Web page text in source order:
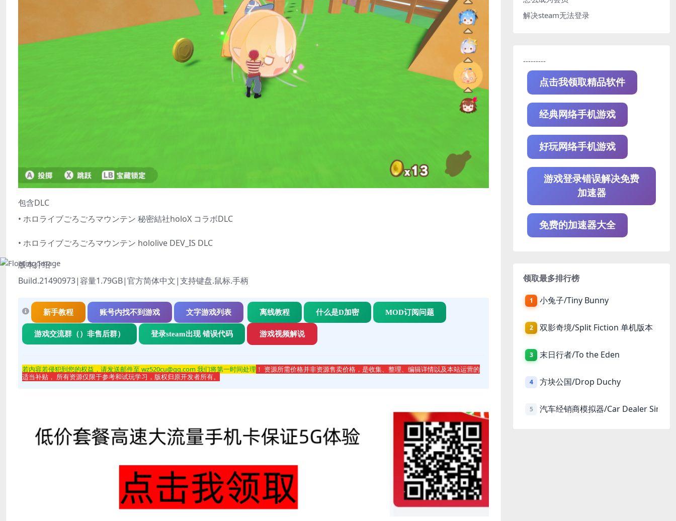
包含DLC
• ホロライブごろごろマウンテン 秘密結社holoX コラボDLC
• ホロライブごろごろマウンテン hololive DEV_IS DLC
版本介绍
Build.21490973|容量1.79GB|官方简体中文|支持键盘.鼠标.手柄
新手教程 账号内找不到游戏 文字游戏列表 离线教程 什么是D加密 MOD订阅问题
游戏交流群（）非售后群） 登录steam出现 错误代码 游戏视频解说
若内容若侵犯到您的权益，请发送邮件至 wz520cu@qq.com 我们将第一时间处理 ！ 资源所需价格并非资源售卖价格，是收集、整理、编辑详情以及本站运营的
适当补贴， 所有资源仅限于参考和试玩学习，版权归原开发者所有。
解决steam无法登录
---------
点击我领取精品软件
经典网络手机游戏
好玩网络手机游戏
游戏登录错误解决免费
加速器
免费的加速器大全
领取最多排行榜
1 小兔子/Tiny Bunny
2 双影奇境/Split Fiction 单机版本
3 末日行者/To the Eden
4 方块公国/Drop Duchy
5 汽车经销商模拟器/Car Dealer